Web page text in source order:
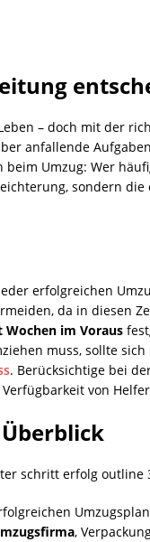
– doch mit der
anfallende
Umzug: Wer
sondern
erfolgreichen
da in diesen
Wochen im Voraus
muss, sollte
. Berücksichtige bei
von
,